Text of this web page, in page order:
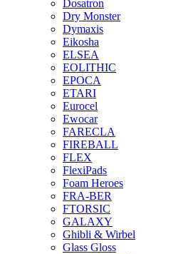
Dosatron
Dry Monster
Dymaxis
Eikosha
ELSEA
EOLITHIC
EPOCA
ETARI
Eurocel
Ewocar
FARECLA
FIREBALL
FLEX
FlexiPads
Foam Heroes
FRA-BER
FTORSIC
GALAXY
Ghibli & Wirbel
Glass Gloss